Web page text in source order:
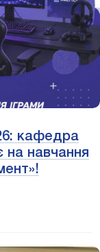
кафедра
навчання